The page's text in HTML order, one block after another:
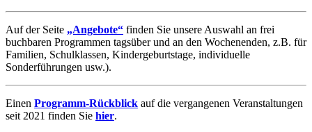
Auf der Seite „Angebote“ finden Sie unsere Auswahl an frei
buchbaren Programmen tagsüber und an den Wochenenden, z.B. für
Familien, Schulklassen, Kindergeburtstage, individuelle
Sonderführungen usw.).
Einen Programm-Rückblick auf die vergangenen Veranstaltungen
seit 2021 finden Sie hier.